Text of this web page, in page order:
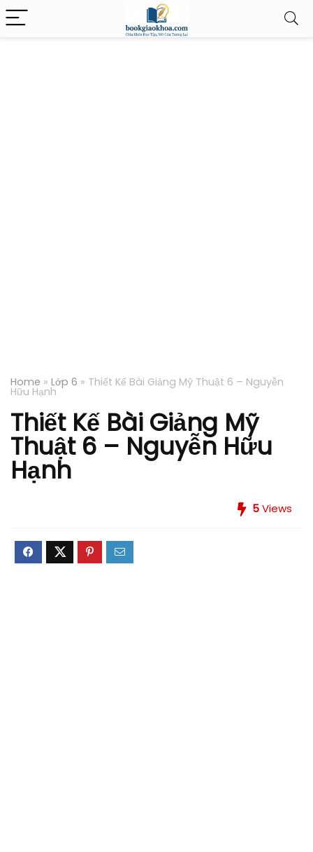
Home » Lớp 6 » Thiết Kế Bài Giảng Mỹ Thuật 6 – Nguyễn
Hữu Hạnh
Thiết Kế Bài Giảng Mỹ
Thuật 6 – Nguyễn Hữu
Hạnh
5Views